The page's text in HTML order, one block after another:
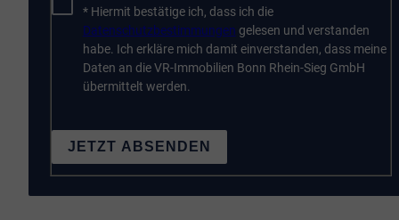
* Hiermit bestätige ich, dass ich die
Datenschutzbestimmungen gelesen und verstanden
habe. Ich erkläre mich damit einverstanden, dass meine
Daten an die VR-Immobilien Bonn Rhein-Sieg GmbH
übermittelt werden.
JETZT ABSENDEN